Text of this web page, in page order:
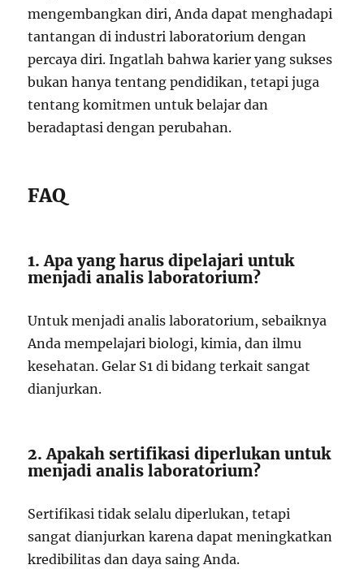
mengembangkan diri, Anda dapat menghadapi
tantangan di industri laboratorium dengan
percaya diri. Ingatlah bahwa karier yang sukses
bukan hanya tentang pendidikan, tetapi juga
tentang komitmen untuk belajar dan
beradaptasi dengan perubahan.
FAQ
1. Apa yang harus dipelajari untuk
menjadi analis laboratorium?
Untuk menjadi analis laboratorium, sebaiknya
Anda mempelajari biologi, kimia, dan ilmu
kesehatan. Gelar S1 di bidang terkait sangat
dianjurkan.
2. Apakah sertifikasi diperlukan untuk
menjadi analis laboratorium?
Sertifikasi tidak selalu diperlukan, tetapi
sangat dianjurkan karena dapat meningkatkan
kredibilitas dan daya saing Anda.